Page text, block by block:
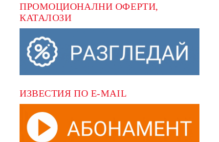
ПРОМОЦИОНАЛНИ ОФЕРТИ,
КАТАЛОЗИ
ИЗВЕСТИЯ ПО E-MAIL